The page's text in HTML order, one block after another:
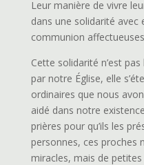
Leur manière de vivre
dans une solidarité avec
communion
Cette solidarité n’est
par notre Église, elle
ordinaires que nous
aidé dans notre
prières pour qu’ils les
personnes, ces proches
miracles, mais de petites